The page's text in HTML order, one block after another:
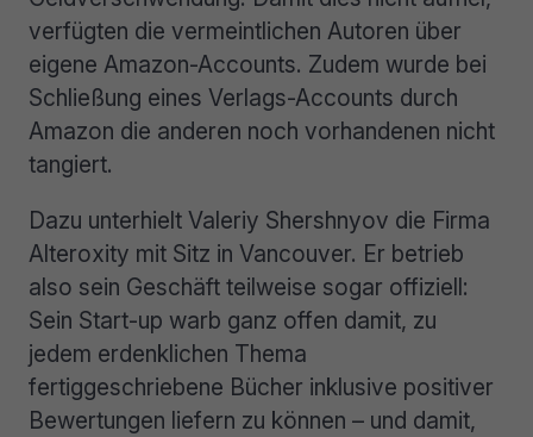
verfügten die vermeintlichen Autoren über
eigene Amazon-Accounts. Zudem wurde bei
Schließung eines Verlags-Accounts durch
Amazon die anderen noch vorhandenen nicht
tangiert.
Dazu unterhielt Valeriy Shershnyov die Firma
Alteroxity mit Sitz in Vancouver. Er betrieb
also sein Geschäft teilweise sogar offiziell:
Sein Start-up warb ganz offen damit, zu
jedem erdenklichen Thema
fertiggeschriebene Bücher inklusive positiver
Bewertungen liefern zu können – und damit,